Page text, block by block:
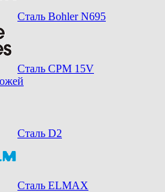
Сталь Bohler N695
Сталь CPM 15V
Сталь D2
Сталь ELMAX